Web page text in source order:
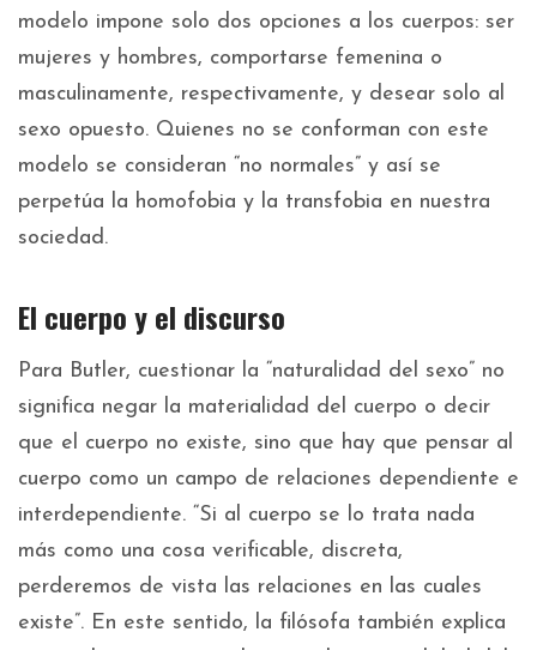
modelo impone solo dos opciones a los cuerpos: ser
mujeres y hombres, comportarse femenina o
masculinamente, respectivamente, y desear solo al
sexo opuesto. Quienes no se conforman con este
modelo se consideran “no normales” y así se
perpetúa la homofobia y la transfobia en nuestra
sociedad.
El cuerpo y el discurso
Para Butler, cuestionar la “naturalidad del sexo” no
significa negar la materialidad del cuerpo o decir
que el cuerpo no existe, sino que hay que pensar al
cuerpo como un campo de relaciones dependiente e
interdependiente. “Si al cuerpo se lo trata nada
más como una cosa verificable, discreta,
perderemos de vista las relaciones en las cuales
existe”. En este sentido, la filósofa también explica